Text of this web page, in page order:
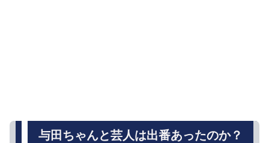
与田ちゃんと芸人は出番あったのか？